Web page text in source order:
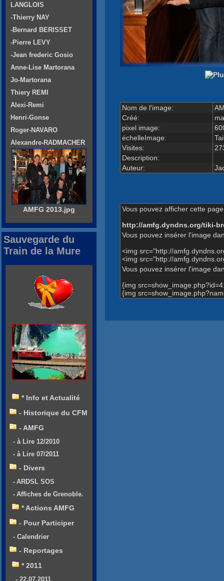
Nom de l'image:
Créé:
pixel image:
échelleImage:
Visites:
Description:
Auteur:
Vous pouvez afficher cette
http://amfg.dyndns.org/tiki-
Vous pouvez insérer l'image
<img src="http://
<img src="http://
Vous pouvez insérer l'image
{img
{img
LANGLOIS
-Thierry NAY
-Bernard BERISSET
-Pierre LEVY
-Jean frederic Gosio
Anne-Lise Martorana
Jo-Martorana
Thiery REMI
Alexi-Remi
Henri-Gonse
Roger-NAVARO
Alexandre-RADMACHER
AMFG 2013.jpg
Sauvegarde du
Train de la Mure
* Info et Actualité
- Historique du CFM
- AMFG
- à Lire 12/2010
- à Lire 07/2011
- Divers
- ARDSL SOS
- Affiches de Grenoble.
* Actions AMFG
- Pour Participer
- Calendrier
- Reportages
* 2011
- 22.07.2011